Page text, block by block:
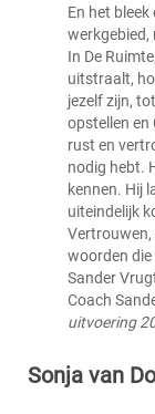
En het
werkgebied,
In De
uitstraalt,
jezelf zijn,
opstellen en
rust en
nodig hebt.
kennen. Hij
uiteindelijk
Vertrouwen,
woorden die
Sander
Coach
uitvoering
Sonja van